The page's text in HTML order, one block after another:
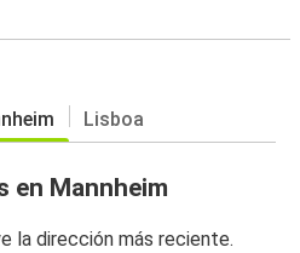
Lisboa
en Mannheim
la dirección más reciente.